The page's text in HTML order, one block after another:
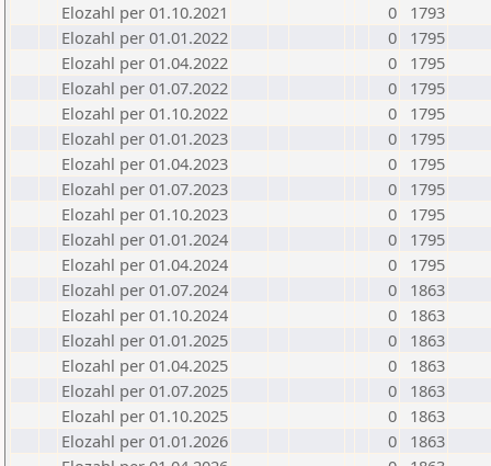
Elozahl per 01.10.2021
0
1793
Elozahl per 01.01.2022
0
1795
Elozahl per 01.04.2022
0
1795
Elozahl per 01.07.2022
0
1795
Elozahl per 01.10.2022
0
1795
Elozahl per 01.01.2023
0
1795
Elozahl per 01.04.2023
0
1795
Elozahl per 01.07.2023
0
1795
Elozahl per 01.10.2023
0
1795
Elozahl per 01.01.2024
0
1795
Elozahl per 01.04.2024
0
1795
Elozahl per 01.07.2024
0
1863
Elozahl per 01.10.2024
0
1863
Elozahl per 01.01.2025
0
1863
Elozahl per 01.04.2025
0
1863
Elozahl per 01.07.2025
0
1863
Elozahl per 01.10.2025
0
1863
Elozahl per 01.01.2026
0
1863